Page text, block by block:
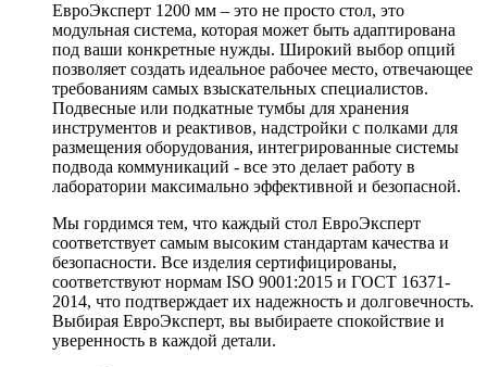
ЕвроЭксперт 1200 мм – это не просто стол, это
модульная система, которая может быть адаптирована
под ваши конкретные нужды. Широкий выбор опций
позволяет создать идеальное рабочее место, отвечающее
требованиям самых взыскательных специалистов.
Подвесные или подкатные тумбы для хранения
инструментов и реактивов, надстройки с полками для
размещения оборудования, интегрированные системы
подвода коммуникаций - все это делает работу в
лаборатории максимально эффективной и безопасной.
Мы гордимся тем, что каждый стол ЕвроЭксперт
соответствует самым высоким стандартам качества и
безопасности. Все изделия сертифицированы,
соответствуют нормам ISO 9001:2015 и ГОСТ 16371-
2014, что подтверждает их надежность и долговечность.
Выбирая ЕвроЭксперт, вы выбираете спокойствие и
уверенность в каждой детали.